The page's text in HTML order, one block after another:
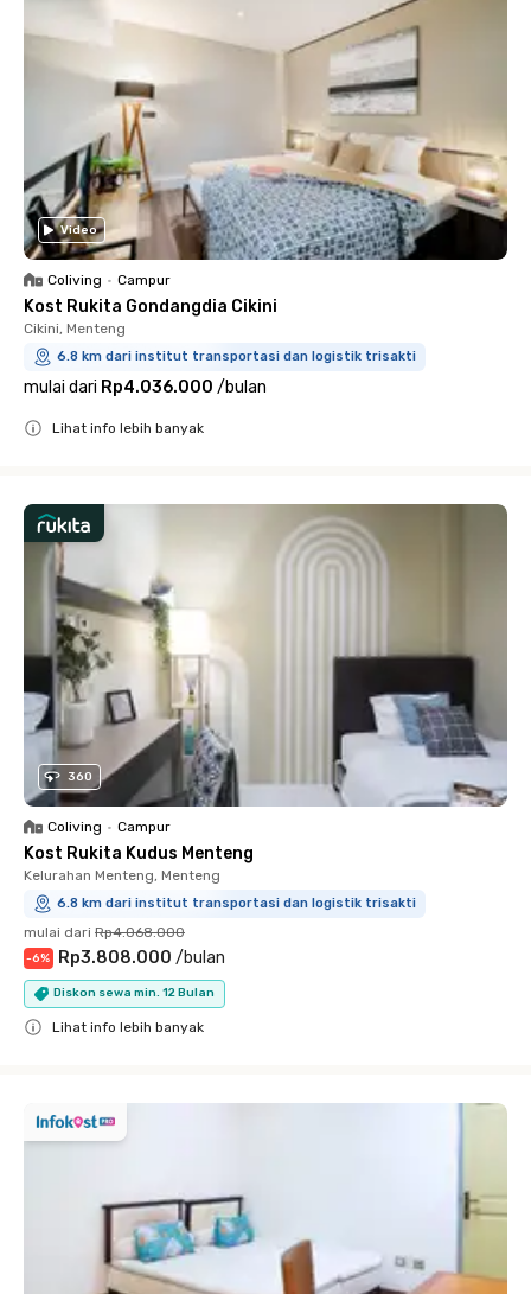
Video
Coliving • Campur
Kost Rukita Gondangdia Cikini
Cikini, Menteng
6.8 km dari institut transportasi dan logistik trisakti
mulai dari Rp4.036.000 /bulan
Lihat info lebih banyak
360
Coliving • Campur
Kost Rukita Kudus Menteng
Kelurahan Menteng, Menteng
6.8 km dari institut transportasi dan logistik trisakti
mulai dari Rp4.068.000
-6% Rp3.808.000 /bulan
Diskon sewa min. 12 Bulan
Lihat info lebih banyak